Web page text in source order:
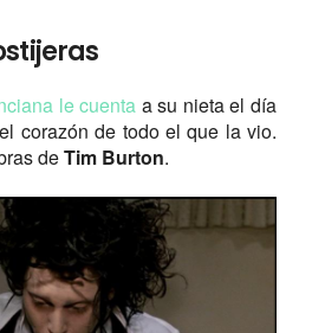
le cuenta a su nieta el día
corazón de todo el que la vio.
deTim Burton.